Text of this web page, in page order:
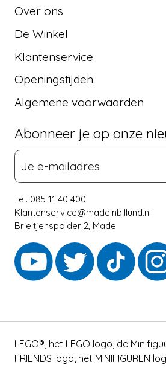
Over ons
De Winkel
Klantenservice
Openingstijden
Algemene voorwaarden
Abonneer je op onze
Tel. 085 11 40 400
Klantenservice@madeinbillund.nl
Brieltjenspolder 2, Made
LEGO®, het LEGO logo, de
FRIENDS logo, het MINIFIGUREN